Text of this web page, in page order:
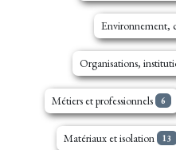
Environnement,
Métiers et professionnels 6
Matériaux et isolation 13